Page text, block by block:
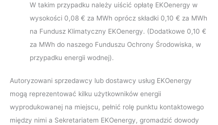
W takim przypadku należy uiścić opłatę EKOenergy w
wysokości 0,08 € za MWh oprócz składki 0,10 € za MWh
na Fundusz Klimatyczny EKOenergy. (Dodatkowe 0,10 €
za MWh do naszego Funduszu Ochrony Środowiska, w
przypadku energii wodnej).
Autoryzowani sprzedawcy lub dostawcy usług EKOenergy
mogą reprezentować kilku użytkowników energii
wyprodukowanej na miejscu, pełnić rolę punktu kontaktowego
między nimi a Sekretariatem EKOenergy, gromadzić dowody